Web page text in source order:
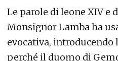
Le parole di leone XIV e
Monsignor Lamba ha
evocativa,
perché il duomo di